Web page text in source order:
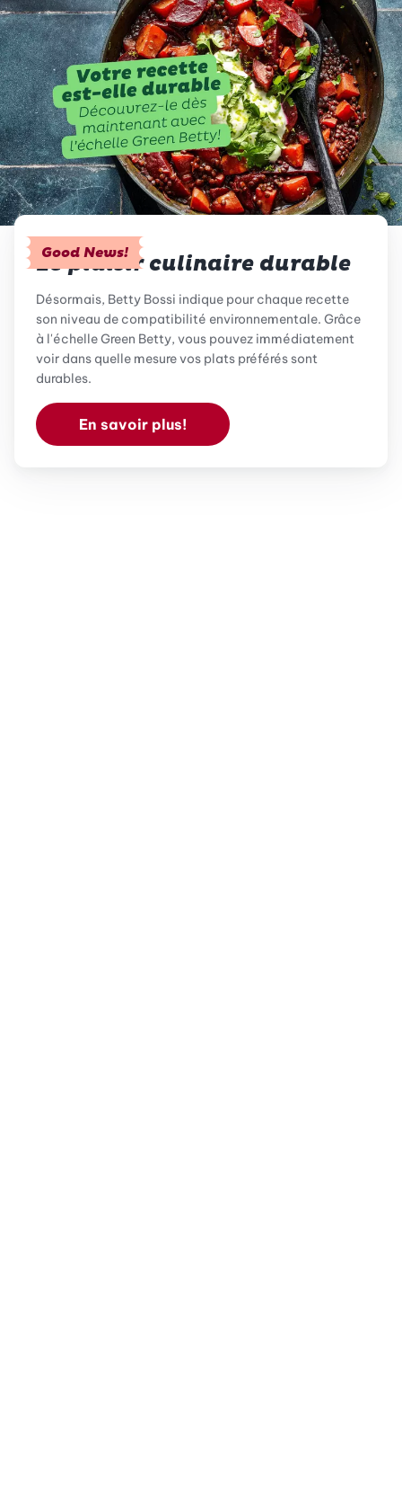
Good News!
Le plaisir culinaire durable
Désormais, Betty Bossi indique pour chaque recette
son niveau de compatibilité environnementale. Grâce
à l'échelle Green Betty, vous pouvez immédiatement
voir dans quelle mesure vos plats préférés sont
durables.
En savoir plus!